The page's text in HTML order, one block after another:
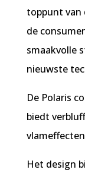
toppunt van
de
smaakvolle
nieuwste
De Polaris
biedt
Het design